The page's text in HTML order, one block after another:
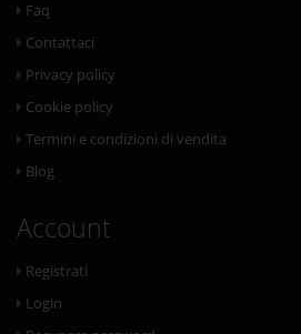
Faq
Contattaci
Privacy policy
Cookie policy
Termini e condizioni di vendita
Blog
Account
Registrati
Login